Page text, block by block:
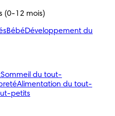
(0-12 mois)
BébéDéveloppement du
Sommeil du tout-
Alimentation du tout-
petits